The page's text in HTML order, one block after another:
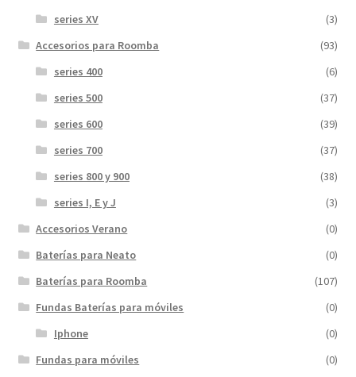
series XV
(3)
Accesorios para Roomba
(93)
series 400
(6)
series 500
(37)
series 600
(39)
series 700
(37)
series 800 y 900
(38)
series I, E y J
(3)
Accesorios Verano
(0)
Baterías para Neato
(0)
Baterías para Roomba
(107)
Fundas Baterías para móviles
(0)
Iphone
(0)
Fundas para móviles
(0)